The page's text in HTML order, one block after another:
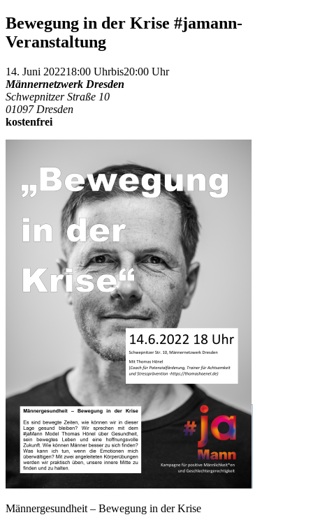
Bewegung in der Krise #jamann-
Veranstaltung
14. Juni 202218:00 Uhrbis20:00 Uhr
Männernetzwerk Dresden
Schwepnitzer Straße 10
01097 Dresden
kostenfrei
Männergesundheit – Bewegung in der Krise